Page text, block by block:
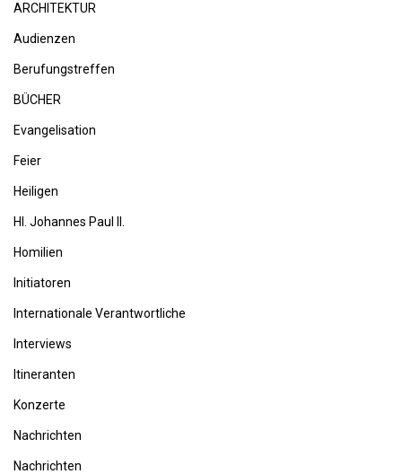
ARCHITEKTUR
Audienzen
Berufungstreffen
BÜCHER
Evangelisation
Feier
Heiligen
Hl. Johannes Paul II.
Homilien
Initiatoren
Internationale Verantwortliche
Interviews
Itineranten
Konzerte
Nachrichten
Nachrichten